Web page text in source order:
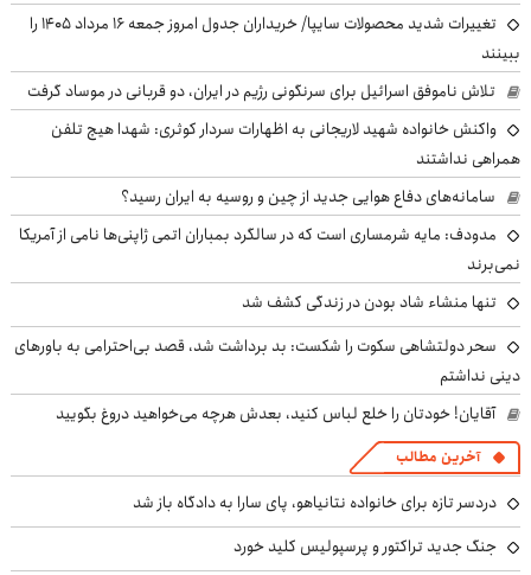
تغییرات شدید محصولات سایپا/ خریداران جدول امروز جمعه ۱۶ مرداد ۱۴۰۵ را
ببینند
تلاش ناموفق اسرائیل برای سرنگونی رژیم در ایران، دو قربانی در موساد گرفت
واکنش خانواده شهید لاریجانی به اظهارات سردار کوثری: شهدا هیچ تلفن
همراهی نداشتند
سامانه‌های دفاع هوایی جدید از چین و روسیه به ایران رسید؟
مدودف: مایه شرمساری است که در سالگرد بمباران اتمی ژاپنی‌ها نامی از آمریکا
نمی‌برند
تنها منشاء شاد بودن در زندگی کشف شد
سحر دولتشاهی سکوت را شکست: بد برداشت شد، قصد بی‌احترامی به باورهای
دینی نداشتم
آقایان! خودتان را خلع لباس کنید، بعدش هرچه می‌خواهید دروغ بگویید
آخرین مطالب
دردسر تازه برای خانواده نتانیاهو، پای سارا به دادگاه باز شد
جنگ جدید تراکتور و پرسپولیس کلید خورد